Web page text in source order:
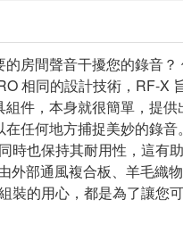
房間聲音干擾您的錄音
相同的設計技術，RF-X
件，本身就很簡單，提
任何地方捕捉美妙的錄
時也保持其耐用性，這有
外部通風複合板、羊毛織
裝的用心，都是為了讓您